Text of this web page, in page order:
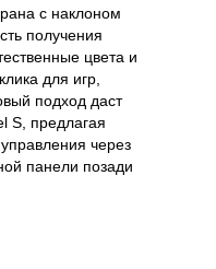
с наклоном
получения
цвета и
для игр,
подход даст
S, предлагая
через
панели позади